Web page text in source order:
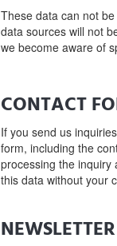
These data can not
data sources will not
we become aware of
CONTACT
If you send us
form, including the
processing the inquiry
this data without your